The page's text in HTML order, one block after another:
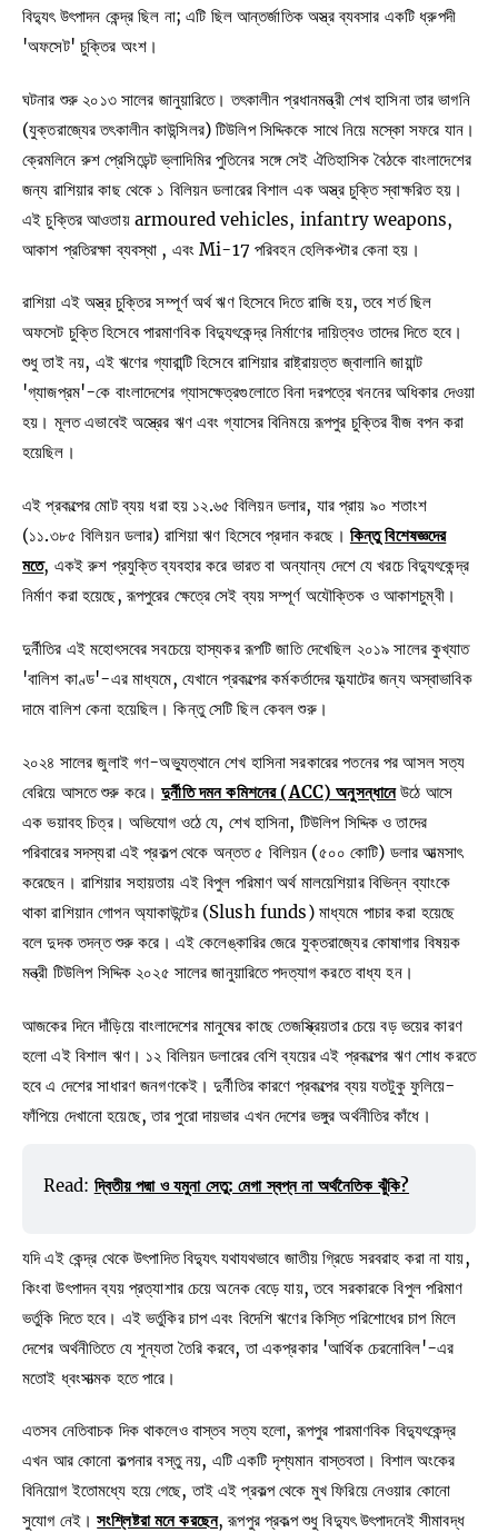
বিদ্যুৎ উৎপাদন কেন্দ্র ছিল না; এটি ছিল আন্তর্জাতিক অস্ত্র ব্যবসার একটি ধ্রুপদী
'অফসেট' চুক্তির অংশ।
ঘটনার শুরু ২০১৩ সালের জানুয়ারিতে। তৎকালীন প্রধানমন্ত্রী শেখ হাসিনা তার ভাগনি
(যুক্তরাজ্যের তৎকালীন কাউন্সিলর) টিউলিপ সিদ্দিককে সাথে নিয়ে মস্কো সফরে যান।
ক্রেমলিনে রুশ প্রেসিডেন্ট ভ্লাদিমির পুতিনের সঙ্গে সেই ঐতিহাসিক বৈঠকে বাংলাদেশের
জন্য রাশিয়ার কাছ থেকে ১ বিলিয়ন ডলারের বিশাল এক অস্ত্র চুক্তি স্বাক্ষরিত হয়।
এই চুক্তির আওতায় armoured vehicles, infantry weapons,
আকাশ প্রতিরক্ষা ব্যবস্থা , এবং Mi-17 পরিবহন হেলিকপ্টার কেনা হয়।
রাশিয়া এই অস্ত্র চুক্তির সম্পূর্ণ অর্থ ঋণ হিসেবে দিতে রাজি হয়, তবে শর্ত ছিল
অফসেট চুক্তি হিসেবে পারমাণবিক বিদ্যুৎকেন্দ্র নির্মাণের দায়িত্বও তাদের দিতে হবে।
শুধু তাই নয়, এই ঋণের গ্যারান্টি হিসেবে রাশিয়ার রাষ্ট্রায়ত্ত জ্বালানি জায়ান্ট
'গ্যাজপ্রম'-কে বাংলাদেশের গ্যাসক্ষেত্রগুলোতে বিনা দরপত্রে খননের অধিকার দেওয়া
হয়। মূলত এভাবেই অস্ত্রের ঋণ এবং গ্যাসের বিনিময়ে রূপপুর চুক্তির বীজ বপন করা
হয়েছিল।
এই প্রকল্পের মোট ব্যয় ধরা হয় ১২.৬৫ বিলিয়ন ডলার, যার প্রায় ৯০ শতাংশ
(১১.৩৮৫ বিলিয়ন ডলার) রাশিয়া ঋণ হিসেবে প্রদান করছে। কিন্তু বিশেষজ্ঞদের
মতে, একই রুশ প্রযুক্তি ব্যবহার করে ভারত বা অন্যান্য দেশে যে খরচে বিদ্যুৎকেন্দ্র
নির্মাণ করা হয়েছে, রূপপুরের ক্ষেত্রে সেই ব্যয় সম্পূর্ণ অযৌক্তিক ও আকাশচুম্বী।
দুর্নীতির এই মহোৎসবের সবচেয়ে হাস্যকর রূপটি জাতি দেখেছিল ২০১৯ সালের কুখ্যাত
'বালিশ কাণ্ড'-এর মাধ্যমে, যেখানে প্রকল্পের কর্মকর্তাদের ফ্ল্যাটের জন্য অস্বাভাবিক
দামে বালিশ কেনা হয়েছিল। কিন্তু সেটি ছিল কেবল শুরু।
২০২৪ সালের জুলাই গণ-অভ্যুত্থানে শেখ হাসিনা সরকারের পতনের পর আসল সত্য
বেরিয়ে আসতে শুরু করে।দুর্নীতি দমন কমিশনের (ACC) অনুসন্ধানেউঠে আসে
এক ভয়াবহ চিত্র। অভিযোগ ওঠে যে, শেখ হাসিনা, টিউলিপ সিদ্দিক ও তাদের
পরিবারের সদস্যরা এই প্রকল্প থেকে অন্তত ৫ বিলিয়ন (৫০০ কোটি) ডলার আত্মসাৎ
করেছেন। রাশিয়ার সহায়তায় এই বিপুল পরিমাণ অর্থ মালয়েশিয়ার বিভিন্ন ব্যাংকে
থাকা রাশিয়ান গোপন অ্যাকাউন্টের (Slush funds) মাধ্যমে পাচার করা হয়েছে
বলে দুদক তদন্ত শুরু করে। এই কেলেঙ্কারির জেরে যুক্তরাজ্যের কোষাগার বিষয়ক
মন্ত্রী টিউলিপ সিদ্দিক ২০২৫ সালের জানুয়ারিতে পদত্যাগ করতে বাধ্য হন।
আজকের দিনে দাঁড়িয়ে বাংলাদেশের মানুষের কাছে তেজস্ক্রিয়তার চেয়ে বড় ভয়ের কারণ
হলো এই বিশাল ঋণ। ১২ বিলিয়ন ডলারের বেশি ব্যয়ের এই প্রকল্পের ঋণ শোধ করতে
হবে এ দেশের সাধারণ জনগণকেই। দুর্নীতির কারণে প্রকল্পের ব্যয় যতটুকু ফুলিয়ে-
ফাঁপিয়ে দেখানো হয়েছে, তার পুরো দায়ভার এখন দেশের ভঙ্গুর অর্থনীতির কাঁধে।
Read: দ্বিতীয় পদ্মা ও যমুনা সেতু: মেগা স্বপ্ন না অর্থনৈতিক ঝুঁকি?
যদি এই কেন্দ্র থেকে উৎপাদিত বিদ্যুৎ যথাযথভাবে জাতীয় গ্রিডে সরবরাহ করা না যায়,
কিংবা উৎপাদন ব্যয় প্রত্যাশার চেয়ে অনেক বেড়ে যায়, তবে সরকারকে বিপুল পরিমাণ
ভর্তুকি দিতে হবে। এই ভর্তুকির চাপ এবং বিদেশি ঋণের কিস্তি পরিশোধের চাপ মিলে
দেশের অর্থনীতিতে যে শূন্যতা তৈরি করবে, তা একপ্রকার 'আর্থিক চেরনোবিল'-এর
মতোই ধ্বংসাত্মক হতে পারে।
এতসব নেতিবাচক দিক থাকলেও বাস্তব সত্য হলো, রূপপুর পারমাণবিক বিদ্যুৎকেন্দ্র
এখন আর কোনো কল্পনার বস্তু নয়, এটি একটি দৃশ্যমান বাস্তবতা। বিশাল অংকের
বিনিয়োগ ইতোমধ্যে হয়ে গেছে, তাই এই প্রকল্প থেকে মুখ ফিরিয়ে নেওয়ার কোনো
সুযোগ নেই।সংশ্লিষ্টরা মনে করছেন, রূপপুর প্রকল্প শুধু বিদ্যুৎ উৎপাদনেই সীমাবদ্ধ